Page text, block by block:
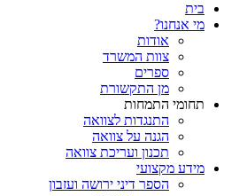
בית
מי אנחנו?
אודות
צוות המשרד
ספרים
מן התקשורת
תחומי התמחות
התנגדות לצוואה
הגנה על צוואה
תכנון ועריכת צוואה
מידע מקצועי
הספר דיני ירושה ועזבון